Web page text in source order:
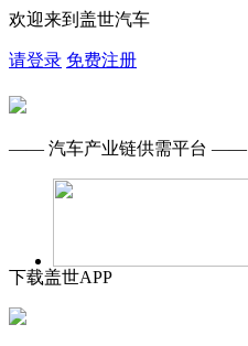
欢迎来到盖世汽车
请登录 免费注册
—— 汽车产业链供需平台 ——
下载盖世APP